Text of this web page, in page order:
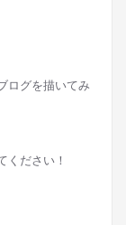
ログを描いてみ
ださい！